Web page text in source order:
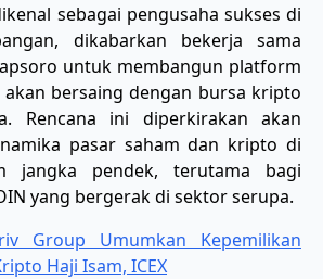
sebagai pengusaha sukses di
dikabarkan bekerja sama
untuk membangun platform
bersaing dengan bursa kripto
Rencana ini diperkirakan akan
pasar saham dan kripto di
jangka pendek, terutama bagi
yang bergerak di sektor serupa.
Group Umumkan Kepemilikan
Haji Isam, ICEX